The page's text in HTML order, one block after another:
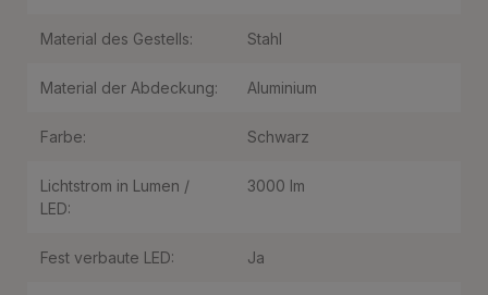
Material des Gestells: Stahl
Material der Abdeckung: Aluminium
Farbe: Schwarz
Lichtstrom in Lumen /
LED:
3000 lm
Fest verbaute LED: Ja